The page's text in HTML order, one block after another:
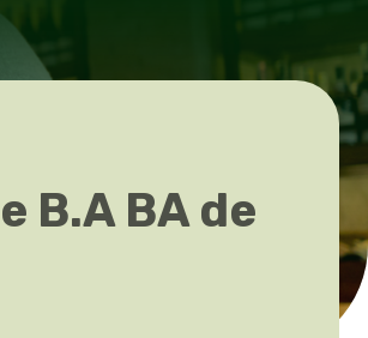
B.A BA de